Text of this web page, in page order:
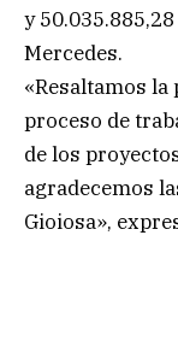
y
Mercedes.
«Resaltamos
proceso de
de los
agradecemos
Gioiosa»,